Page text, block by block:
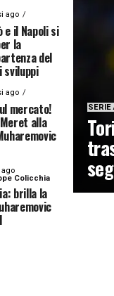
SERIE
ago
e il Napoli si
la
del
sviluppi
ago
mercato!
alla
Colicchia
brilla la